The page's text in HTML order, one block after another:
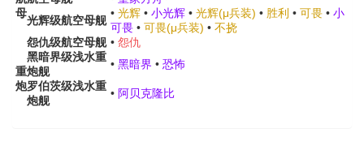
母
光辉级航空母舰
• 光辉 • 小光辉 • 光辉(μ兵装) • 胜利 • 可畏 • 小
可畏 • 可畏(μ兵装) • 不挠
怨仇级航空母舰 • 怨仇
重
炮
黑暗界级浅水重
炮舰
• 黑暗界 • 恐怖
罗伯茨级浅水重
炮舰
• 阿贝克隆比